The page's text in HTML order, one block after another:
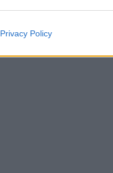
Privacy Policy